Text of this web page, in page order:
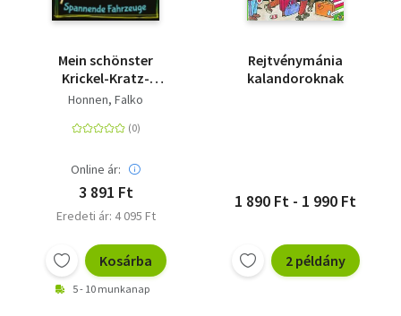
Mein schönster
Krickel-Kratz-
Malblock. Spannende
magische Bilder und
Honnen, Falko
Online ár:
3 891 Ft
Eredeti ár: 4 095 Ft
Kosárba
5 - 10 munkanap
Rejtvénymánia
kalandoroknak
1 890 Ft - 1 990 Ft
2 példány